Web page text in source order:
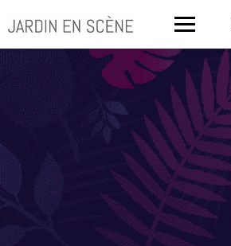
CLICK & COLLECT
MOBILIER OUTDOOR
QUE CHERCHEZ-VOUS ?